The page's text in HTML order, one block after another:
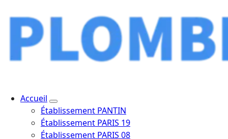
Plombier Chauffagiste
Accueil
Établissement PANTIN
Établissement PARIS 19
Établissement PARIS 08